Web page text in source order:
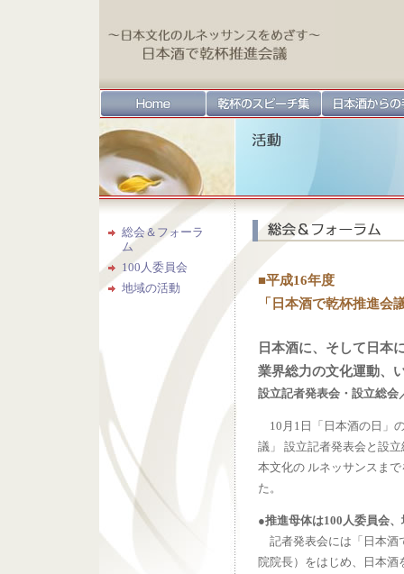
総会＆フォーラ
ム
100人委員会
地域の活動
■平成16年度
「日本酒で乾杯推進会
日本酒に、そして日本
業界総力の文化運動、
設立記者発表会・設立総会
10月1日「日本酒の日」
議」 設立記者発表会と設
本文化の ルネッサンスま
た。
●推進母体は100人委員会
記者発表会には「日本酒
院院長）をはじめ、日本